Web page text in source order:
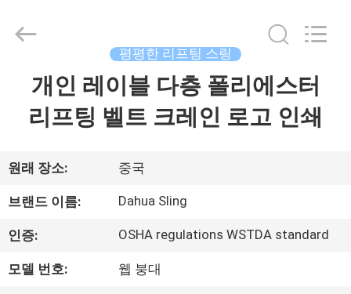
품
우
리
2025
Rights
Developed
평평한 리프팅 스링
개인 레이블 다층 폴리에스터
리프팅 벨트 크레인 로고 인쇄
원래 장소: 중국
브랜드 이름: Dahua Sling
인증: OSHA regulations WSTDA standard
모델 번호: 웹 붕대